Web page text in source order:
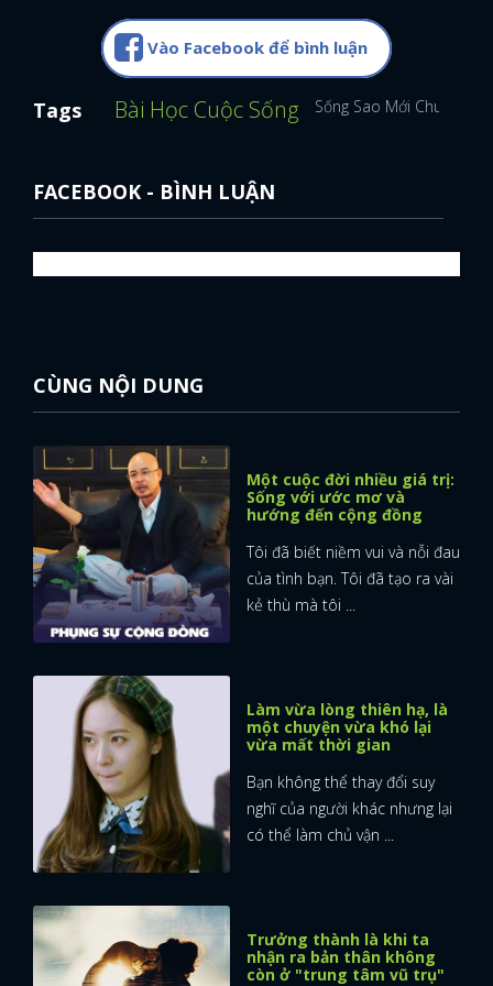
Vào Facebook để bình luận
Tags Bài Học Cuộc Sống Sống Sao Mới Chuẩn
FACEBOOK - BÌNH LUẬN
CÙNG NỘI DUNG
Một cuộc đời nhiều giá trị:
Sống với ước mơ và
hướng đến cộng đồng
Tôi đã biết niềm vui và nỗi đau
của tình bạn. Tôi đã tạo ra vài
kẻ thù mà tôi ...
Làm vừa lòng thiên hạ, là
một chuyện vừa khó lại
vừa mất thời gian
Bạn không thể thay đổi suy
nghĩ của người khác nhưng lại
có thể làm chủ vận ...
Trưởng thành là khi ta
nhận ra bản thân không
còn ở "trung tâm vũ trụ"